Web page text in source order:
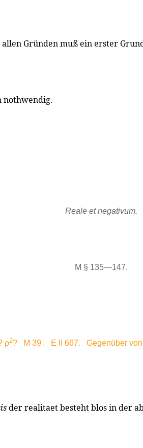
Gründen muß ein erster
nothwendig.
Reale et negativum.
M § 135—147.
ρ2? M 39'. E II 667. Gegenüber von
der realitaet besteht blos in der